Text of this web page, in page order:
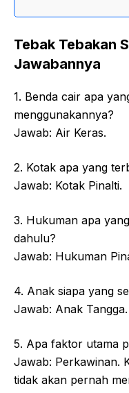
Tebak Tebakan
Jawabannya
1. Benda cair apa
menggunakannya?
Jawab: Air Keras.
2. Kotak apa yang
Jawab: Kotak Pinalti.
3. Hukuman apa
dahulu?
Jawab: Hukuman
4. Anak siapa yang
Jawab: Anak Tangga.
5. Apa faktor utama
Jawab: Perkawinan.
tidak akan pernah